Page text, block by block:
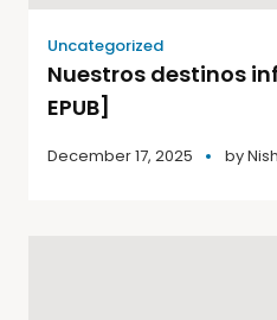
Uncategorized
Nuestros destinos
EPUB]
December 17, 2025 by